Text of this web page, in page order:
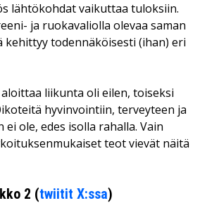
lähtökohdat vaikuttaa tuloksiin.
ja ruokavaliolla olevaa saman
kehittyy todennäköisesti (ihan) eri
liikunta oli eilen, toiseksi
hyvinvointiin, terveyteen ja
ole, edes isolla rahalla. Vain
teot vievät näitä
2 (twiitit X:ssa)